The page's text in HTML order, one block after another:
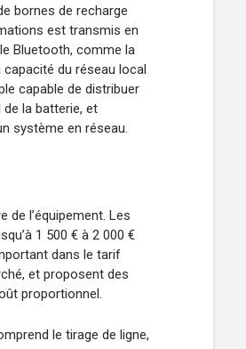
bornes de recharge
est transmis en
Bluetooth, comme la
du réseau local
capable de distribuer
de la batterie, et
système en réseau.
de l’équipement. Les
1 500 € à 2 000 €
dans le tarif
et proposent des
proportionnel.
le tirage de ligne,